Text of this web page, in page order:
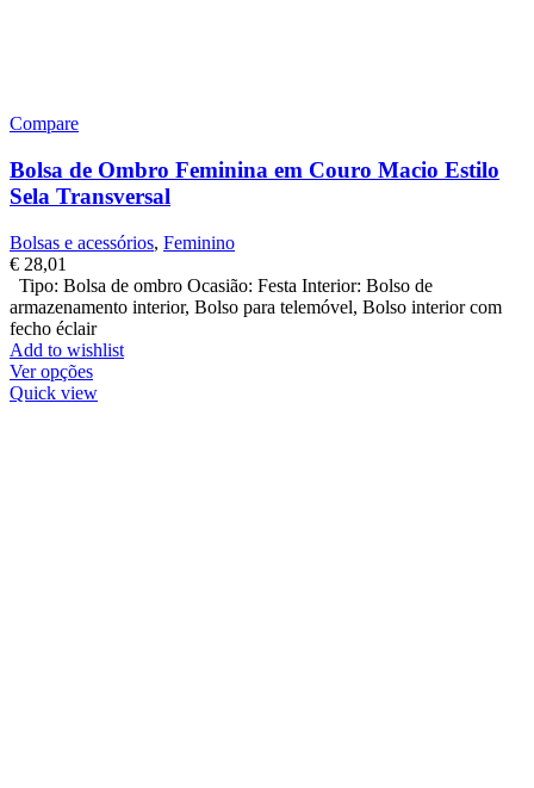
Compare
Bolsa de Ombro Feminina em Couro Macio Estilo
Sela Transversal
Bolsas e acessórios, Feminino
€ 28,01
Tipo: Bolsa de ombro Ocasião: Festa Interior: Bolso de
armazenamento interior, Bolso para telemóvel, Bolso interior com
fecho éclair
Add to wishlist
Ver opções
Quick view